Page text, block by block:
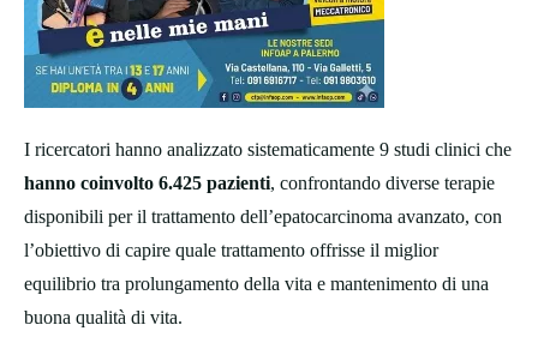
I ricercatori hanno analizzato sistematicamente 9 studi clinici che
hanno coinvolto 6.425 pazienti, confrontando diverse terapie
disponibili per il trattamento dell’epatocarcinoma avanzato, con
l’obiettivo di capire quale trattamento offrisse il miglior
equilibrio tra prolungamento della vita e mantenimento di una
buona qualità di vita.